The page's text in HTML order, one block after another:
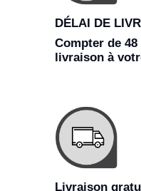
DÉLAI DE
Compter de
livraison à
Livraison